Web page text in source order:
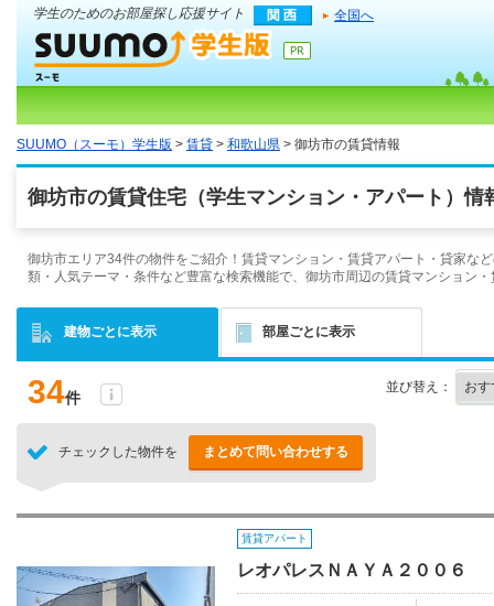
学生のためのお部屋探し応援サイト 全国へ
SUUMO（スーモ）学生版 > 賃貸 > 和歌山県 > 御坊市の賃貸情報
御坊市の賃貸住宅（学生マンション・アパート）情
御坊市エリア34件の物件をご紹介！賃貸マンション・賃貸アパート・貸家な
類・人気テーマ・条件など豊富な検索機能で、御坊市周辺の賃貸マンション
建物ごとに表示 部屋ごとに表示
34件
並び替え：
チェックした物件を まとめて問い合わせする
賃貸アパート
レオパレスＮＡＹＡ２００６